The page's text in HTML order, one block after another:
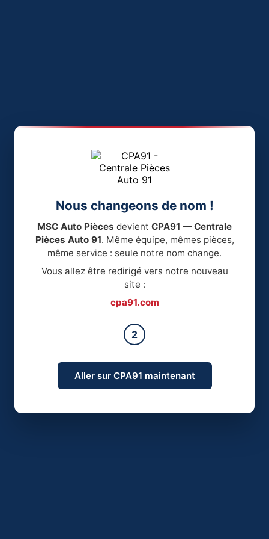
Nous changeons de nom !
MSC Auto Pièces devient CPA91 — Centrale
Pièces Auto 91. Même équipe, mêmes pièces,
même service : seule notre nom change.
Vous allez être redirigé vers notre nouveau
site :
cpa91.com
2
Aller sur CPA91 maintenant